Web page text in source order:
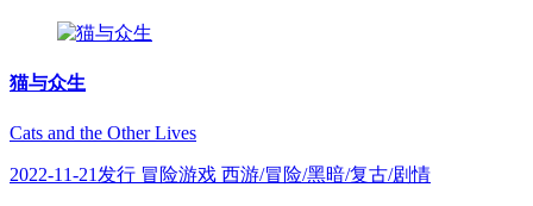
猫与众生
Cats and the Other Lives
2022-11-21发行 冒险游戏 西游/冒险/黑暗/复古/剧情